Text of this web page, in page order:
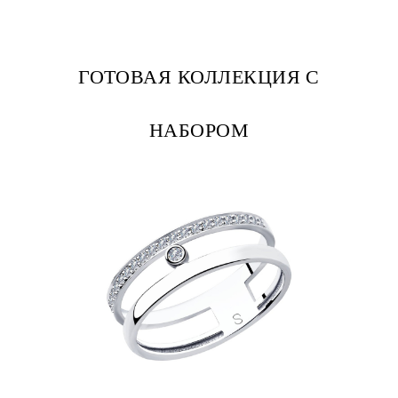
ГОТОВАЯ КОЛЛЕКЦИЯ С
НАБОРОМ